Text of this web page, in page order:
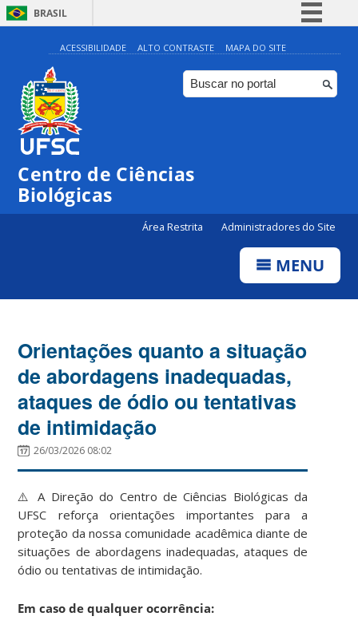
BRASIL
Simplifique!
Comunica BR
Participe
ACESSIBILIDADE ALTO CONTRASTE MAPA DO SITE
Centro de Ciências
Biológicas
Área Restrita Administradores do Site
MENU
Orientações quanto a situação
de abordagens inadequadas,
ataques de ódio ou tentativas
de intimidação
26/03/2026 08:02
⚠️ A Direção do Centro de Ciências Biológicas da
UFSC reforça orientações importantes para a
proteção da nossa comunidade acadêmica diante de
situações de abordagens inadequadas, ataques de
ódio ou tentativas de intimidação.
Em caso de qualquer ocorrência: